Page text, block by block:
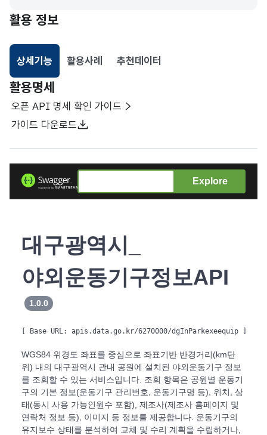
활용 정보
상세기능
선택됨
활용사례 추천데이터
활용명세
오픈 API 명세 확인 가이드
가이드 다운로드
Explore
대구광역시_
야외운동기구정보API
1.0.0
[ Base URL: apis.data.go.kr/6270000/dgInParkexeequip
WGS84 위경도 좌표를 중심으로 좌표기반 반경거리(km단
위) 내의 대구광역시 관내 공원에 설치된 야외운동기구 정보
를 조회할 수 있는 서비스입니다. 조회 항목은 공원별 운동기
구의 기본 정보(운동기구 관리번호, 운동기구명 등), 위치, 상
태(동시 사용 가능인원수 포함), 제조사(제조사 홈페이지 및
연락처 정보 등), 이미지 등 정보를 제공합니다. 운동기구의
유지보수 상태를 분석하여 교체 및 수리 계획을 수립하거나,